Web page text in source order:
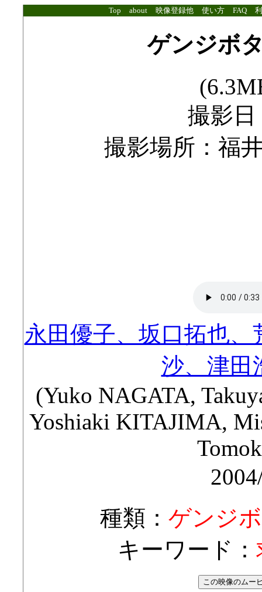
Top about 映像登録他 使い方 FAQ
ゲンジボ
撮影日
撮影場所：福
永田優子、坂口拓也
沙、津田
(Yuko NAGATA,
Yoshiaki KITAJIMA,
種類： ゲンジ
キーワード：